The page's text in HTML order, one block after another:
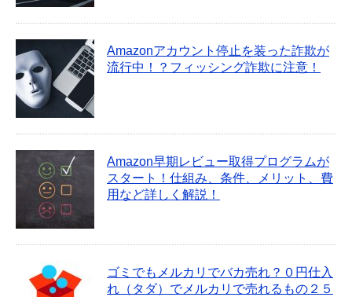
Amazonアカウント停止を装った詐欺が
流行中！？フィッシング詐欺に注意！
Amazon早期レビュー取得プログラムが
スタート！仕組み、条件、メリット、費
用など詳しく解説！
ゴミでもメルカリでバカ売れ？０円仕入
れ（タダ）でメルカリで売れるもの２５